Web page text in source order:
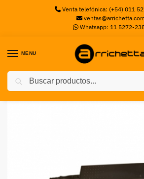
Venta telefónica: (+54) 011
Whatsapp: 11 5272-
MENU
Inicio Sin categorizar / Fuente Switching 12V 5A